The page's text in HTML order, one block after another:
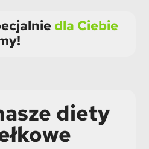
dla Ciebie
diety